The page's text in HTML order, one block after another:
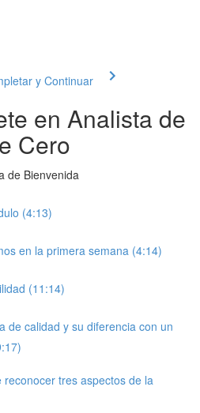
y Continuar
en Analista de
Cero
de Bienvenida
(4:13)
en la primera semana (4:14)
(11:14)
de calidad y su diferencia con un
reconocer tres aspectos de la